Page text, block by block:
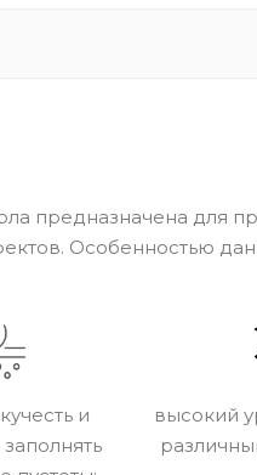
предназначена для
Особенностью
и
высокий